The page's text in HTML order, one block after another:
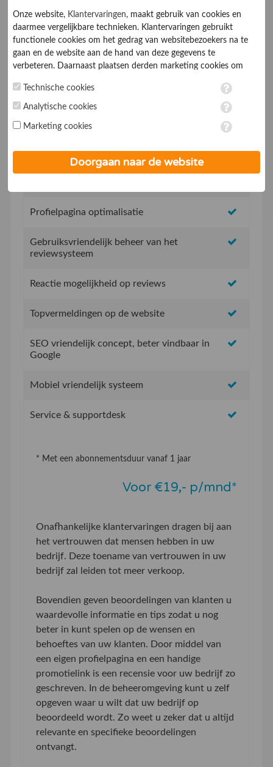
Geen opstartkosten
Social Media integratie om uw reviews te delen
Uw eigen review promotie link
Profielpagina optimalisatie
Gebruiksvriendelijk beheer van het
reviewsysteem
Reactie mogelijkheid op reviews
Topvermeldingen op de website
SEO vriendelijk concept, beter vindbaar in
Google
Mobiel vriendelijk systeem
Service & supportdesk
* Met een abonnementsduur vanaf 1 jaar
Voor €19,- p/mnd*
Onafhankelijke klantervaringen dragen bij aan
het vertrouwen dat mensen hebben in uw
bedrijf. Deze toename van vertrouwen in uw
bedrijf zal leiden tot meer verkoop.
Bovendien geven beoordelingen van klanten u
waardevolle informatie en tips zodat u nog
beter in kunt spelen op de wensen en
behoeftes van uw klanten. Door middel van
een eigen profielpagina en een handige
promotielink is een recensie voor uw bedrijf zo
geschreven. In de beheeromgeving kunt u zelf
opgeven waar u wilt dat uw bedrijf op
beoordeeld wordt. Zo weet u zeker dat u altijd
relevante en specifieke beoordelingen
ontvangt.
Onze website, Klantervaringen, maakt gebruik van cookies en
daarmee vergelijkbare technieken. Klantervaringen gebruikt
functionele cookies om het gedrag van websitebezoekers na te
gaan en de website aan de hand van deze gegevens te
verbeteren. Daarnaast plaatsen derden marketing cookies om
marketing cookies worden persoonsgegevens verwerkt. Je geeft
toestemming voor deze verwerking wanneer je hieronder een
op ieder moment aanpassen in de
. Lees voor meer
Technische cookies
Analytische cookies
Marketing cookies
Doorgaan naar de website